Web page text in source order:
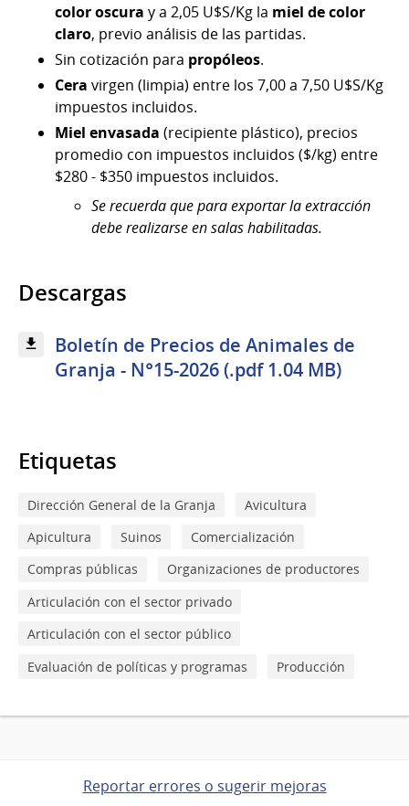
color oscura y a 2,05 U$S/Kg la miel de color
claro, previo análisis de las partidas.
Sin cotización para propóleos.
Cera virgen (limpia) entre los 7,00 a 7,50 U$S/Kg
impuestos incluidos.
Miel envasada (recipiente plástico), precios
promedio con impuestos incluidos ($/kg) entre
$280 - $350 impuestos incluidos.
Se recuerda que para exportar la extracción
debe realizarse en salas habilitadas.
Descargas
Boletín de Precios de Animales de
Granja - N°15-2026 (.pdf 1.04 MB)
Etiquetas
Dirección General de la Granja
Avicultura
Apicultura
Suinos
Comercialización
Compras públicas
Organizaciones de productores
Articulación con el sector privado
Articulación con el sector público
Evaluación de políticas y programas
Producción
Reportar errores o sugerir mejoras